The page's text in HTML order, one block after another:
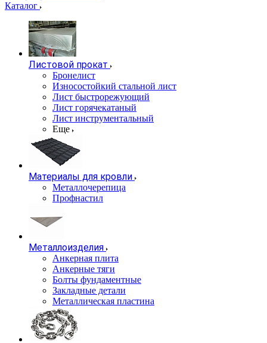
Каталог
Листовой прокат
Бронелист
Износостойкий стальной лист
Лист быстрорежующий
Лист горячекатаный
Лист инструментальный
Еще
Материалы для кровли
Металлочерепица
Профнастил
Металлоизделия
Анкерная плита
Анкерные тяги
Болты фундаментные
Закладные детали
Металлическая пластина